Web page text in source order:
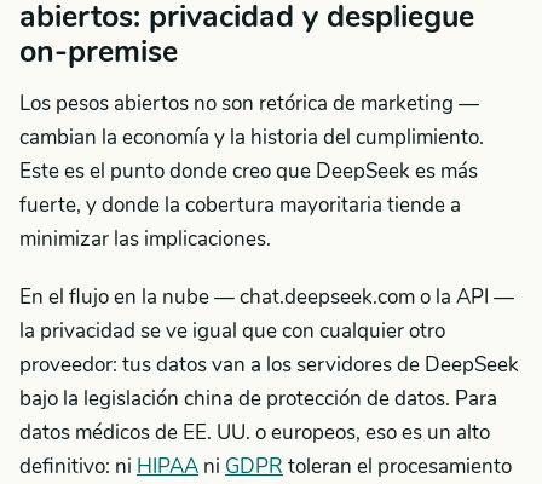
abiertos: privacidad y despliegue
on-premise
Los pesos abiertos no son retórica de marketing —
cambian la economía y la historia del cumplimiento.
Este es el punto donde creo que DeepSeek es más
fuerte, y donde la cobertura mayoritaria tiende a
minimizar las implicaciones.
En el flujo en la nube — chat.deepseek.com o la API —
la privacidad se ve igual que con cualquier otro
proveedor: tus datos van a los servidores de DeepSeek
bajo la legislación china de protección de datos. Para
datos médicos de EE. UU. o europeos, eso es un alto
definitivo: ni HIPAA ni GDPR toleran el procesamiento